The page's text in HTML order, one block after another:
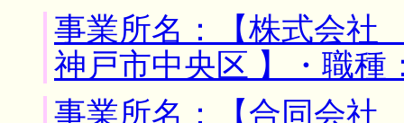
事業所名：【株式会
神戸市中央区 】・職種
事業所名：【合同会